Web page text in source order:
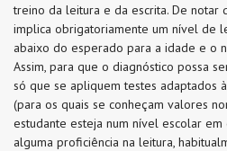
treino da leitura e da escrita. De notar
implica obrigatoriamente um nível de
abaixo do esperado para a idade e o
Assim, para que o diagnóstico possa
só que se apliquem testes adaptados
(para os quais se conheçam valores
estudante esteja num nível escolar
alguma proficiência na leitura,